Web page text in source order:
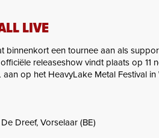
LIVE
binnenkort een tournee aan als
releaseshow vindt plaats op 11
aan op het HeavyLake Metal Festival in
Dreef, Vorselaar (BE)